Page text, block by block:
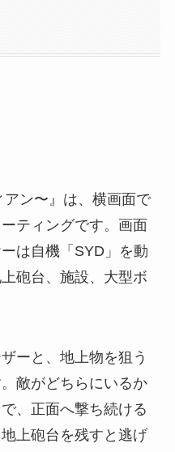
アン〜』は、横画面で
ティングです。画面
は自機「SYD」を動
砲台、施設、大型ボ
ーと、地上物を狙う
敵がどちらにいるか
、正面へ撃ち続ける
上砲台を残すと逃げ